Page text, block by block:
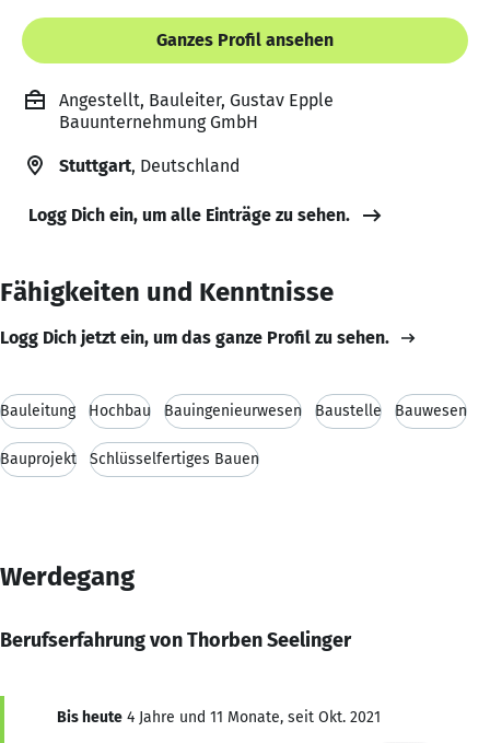
Ganzes Profil ansehen
Angestellt, Bauleiter, Gustav Epple
Bauunternehmung GmbH
Stuttgart, Deutschland
Logg Dich ein, um alle Einträge zu sehen.
Fähigkeiten und Kenntnisse
Logg Dich jetzt ein, um das ganze Profil zu sehen.
Bauleitung Hochbau Bauingenieurwesen Baustelle Bauwesen
Bauprojekt Schlüsselfertiges Bauen
Werdegang
Berufserfahrung von Thorben Seelinger
Bis heute 4 Jahre und 11 Monate, seit Okt. 2021